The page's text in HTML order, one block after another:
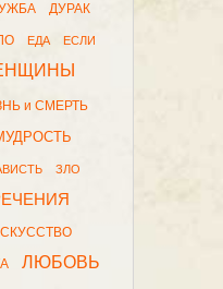
ДУРАК
ЕДА ЕСЛИ
и СМЕРТЬ
ЗЛО
ЛЮБОВЬ